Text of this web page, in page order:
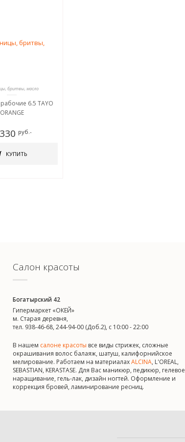
бритвы, масло
6.5 TAYO
ORANGE
руб.-
КУПИТЬ
Салон красоты
Богатырский 42
Гипермаркет «ОКЕЙ»
м. Старая деревня,
тел. 938-46-68, 244-94-00 (Доб.2), c 10:00 - 22:00
В нашем салоне красоты все виды стрижек, сложные
окрашивания волос балаяж, шатуш, калифорнийское
мелирование. Работаем на материалахALCINA, L'OREAL,
SEBASTIAN, KERASTASE. Для Вас маникюр, педикюр, гелевое
наращивание, гель-лак, дизайн ногтей. Оформление и
коррекция бровей, ламинирование ресниц.